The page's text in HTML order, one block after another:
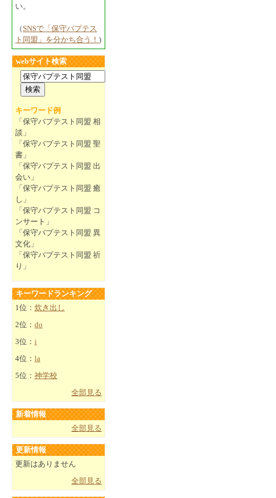
い。
（SNSで「保守バプテス
ト同盟」を分かち合う！ )
webサイト検索
キーワード例
「保守バプテスト同盟 相
談」
「保守バプテスト同盟 聖
書」
「保守バプテスト同盟 出
会い」
「保守バプテスト同盟 癒
し」
「保守バプテスト同盟 コ
ンサート」
「保守バプテスト同盟 異
文化」
「保守バプテスト同盟 祈
り」
キーワードランキング
1位： 炊き出し
2位： do
3位： i
4位： la
5位： 神学校
全部見る
新着情報
全部見る
更新情報
更新はありません
全部見る